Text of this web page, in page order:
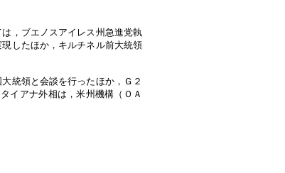
，ブエノスアイレス州急進党執
したほか，キルチネル前大統領
統領と会談を行ったほか，Ｇ２
イアナ外相は，米州機構（ＯＡ